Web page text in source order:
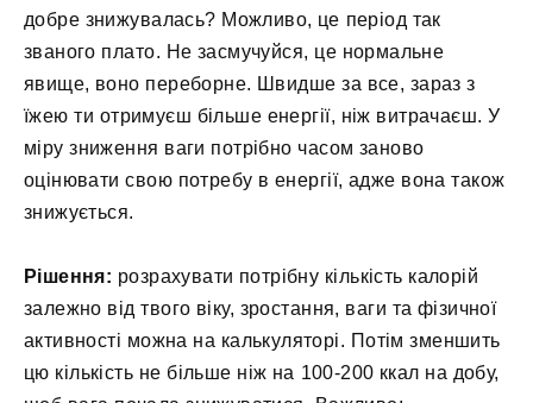
добре знижувалась? Можливо, це період так
званого плато. Не засмучуйся, це нормальне
явище, воно переборне. Швидше за все, зараз з
їжею ти отримуєш більше енергії, ніж витрачаєш. У
міру зниження ваги потрібно часом заново
оцінювати свою потребу в енергії, адже вона також
знижується.
Рішення: розрахувати потрібну кількість калорій
залежно від твого віку, зростання, ваги та фізичної
активності можна на калькуляторі. Потім зменшить
цю кількість не більше ніж на 100-200 ккал на добу,